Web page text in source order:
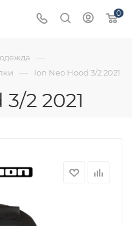
0
—
— Ion Neo Hood 3/2 2021
2 2021